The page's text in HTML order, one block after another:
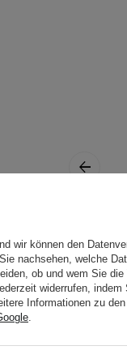
die
weich,
die
wir können den
nachsehen, welche
ob und wem Sie
widerrufen,
Informationen zu
.